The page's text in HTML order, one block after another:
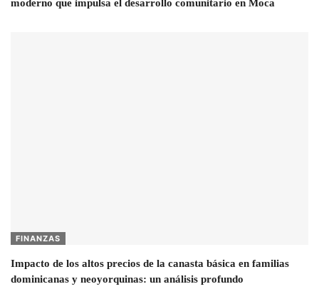
moderno que impulsa el desarrollo comunitario en Moca
FINANZAS
Impacto de los altos precios de la canasta básica en familias
dominicanas y neoyorquinas: un análisis profundo